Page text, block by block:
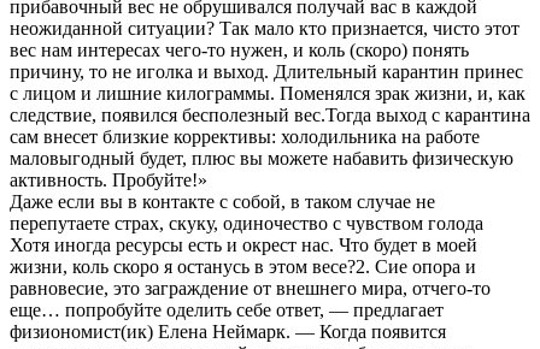
прибавочный вес не обрушивался получай вас в каждой
неожиданной ситуации? Так мало кто признается, чисто этот
вес нам интересах чего-то нужен, и коль (скоро) понять
причину, то не иголка и выход. Длительный карантин принес
с лицом и лишние килограммы. Поменялся зрак жизни, и, как
следствие, появился бесполезный вес.Тогда выход с карантина
сам внесет близкие коррективы: холодильника на работе
маловыгодный будет, плюс вы можете набавить физическую
активность. Пробуйте!»
Даже если вы в контакте с собой, в таком случае не
перепутаете страх, скуку, одиночество с чувством голода
Хотя иногда ресурсы есть и окрест нас. Что будет в моей
жизни, коль скоро я останусь в этом весе?2. Сие опора и
равновесие, это заграждение от внешнего мира, отчего-то
еще… попробуйте оделить себе ответ, — предлагает
физиономист(ик) Елена Неймарк. — Когда появится